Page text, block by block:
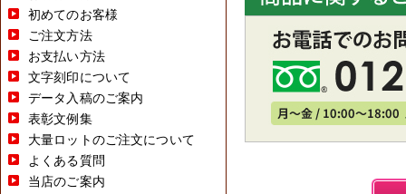
初めてのお客様
ご注文方法
お支払い方法
文字刻印について
データ入稿のご案内
表彰文例集
大量ロットのご注文について
よくある質問
当店のご案内